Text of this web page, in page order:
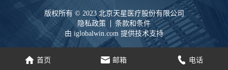
家 电子邮件 电话
版权所有 © 2023 北京天星医疗股份有限公司
隐私政策
条款和条件
由 iglobalwin.com 提供技术支持
首页 邮箱 电话